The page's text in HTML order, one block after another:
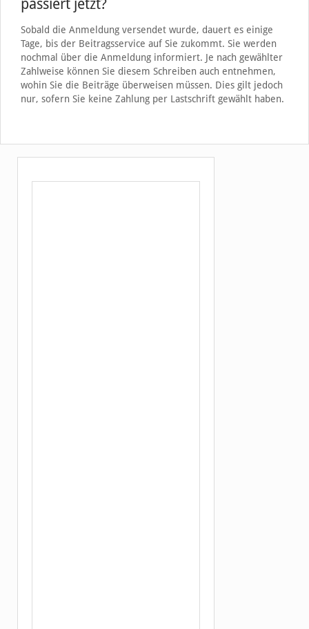
passiert jetzt?
Sobald die Anmeldung versendet wurde, dauert es einige
Tage, bis der Beitragsservice auf Sie zukommt. Sie werden
nochmal über die Anmeldung informiert. Je nach gewählter
Zahlweise können Sie diesem Schreiben auch entnehmen,
wohin Sie die Beiträge überweisen müssen. Dies gilt jedoch
nur, sofern Sie keine Zahlung per Lastschrift gewählt haben.